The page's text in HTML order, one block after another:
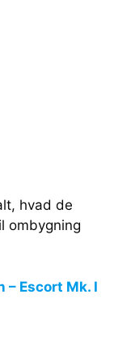
hvad de
ombygning
– Escort Mk. I